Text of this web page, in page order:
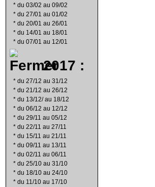
* du 03/02 au 09/02
* du 27/01 au 01/02
* du 20/01 au 26/01
* du 14/01 au 18/01
* du 07/01 au 12/01
2017 :
* du 27/12 au 31/12
* du 21/12 au 26/12
* du 13/12/ au 18/12
* du 06/12 au 12/12
* du 29/11 au 05/12
* du 22/11 au 27/11
* du 15/11 au 21/11
* du 09/11 au 13/11
* du 02/11 au 06/11
* du 25/10 au 31/10
* du 18/10 au 24/10
* du 11/10 au 17/10